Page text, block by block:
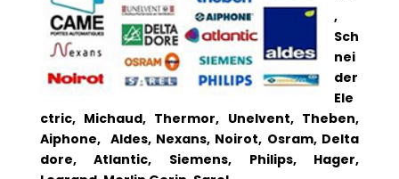
,
Sch
nei
der
Ele
ctric, Michaud, Thermor, Unelvent, Theben,
Aiphone, Aldes, Nexans, Noirot, Osram, Delta
dore, Atlantic, Siemens, Philips, Hager,